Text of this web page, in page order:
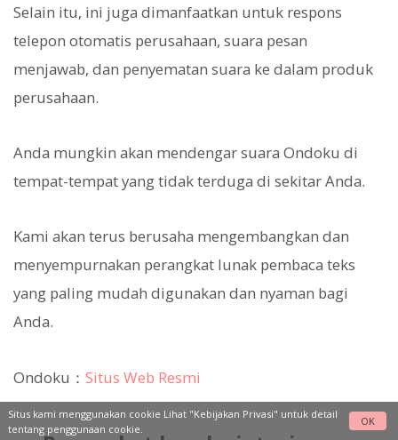
Selain itu, ini juga dimanfaatkan untuk respons
telepon otomatis perusahaan, suara pesan
menjawab, dan penyematan suara ke dalam produk
perusahaan.
Anda mungkin akan mendengar suara Ondoku di
tempat-tempat yang tidak terduga di sekitar Anda.
Kami akan terus berusaha mengembangkan dan
menyempurnakan perangkat lunak pembaca teks
yang paling mudah digunakan dan nyaman bagi
Anda.
Ondoku： Situs Web Resmi
Situs kami menggunakan cookie Lihat "Kebijakan Privasi" untuk detail
tentang penggunaan cookie.
OK